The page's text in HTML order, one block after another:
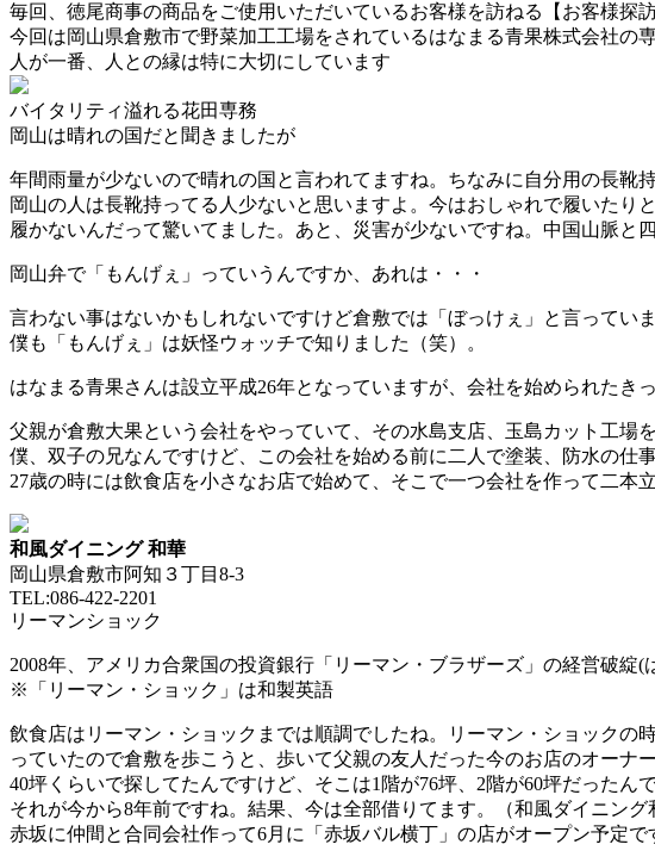
毎回、徳尾商事の商品をご使用いただいているお客様を訪ねる【お客様探訪
今回は岡山県倉敷市で野菜加工工場をされているはなまる青果株式会社の
人が一番、人との縁は特に大切にしています
バイタリティ溢れる花田専務
岡山は晴れの国だと聞きましたが
年間雨量が少ないので晴れの国と言われてますね。ちなみに自分用の長靴
岡山の人は長靴持ってる人少ないと思いますよ。今はおしゃれで履いた
履かないんだって驚いてました。あと、災害が少ないですね。中国山脈と
岡山弁で「もんげぇ」っていうんですか、あれは・・・
言わない事はないかもしれないですけど倉敷では 「ぼっけぇ」
と言ってい
僕も「もんげぇ」は妖怪ウォッチで知りました（笑）。
はなまる青果さんは設立平成26年となっていますが、会社を始められたき
父親が倉敷大果という会社をやっていて、その水島支店、玉島カット工場
僕、双子の兄なんですけど、この会社を始める前に二人で塗装、防水の仕
27歳の時には飲食店を小さなお店で始めて、そこで一つ会社を作って二本
和風ダイニング 和華
岡山県倉敷市阿知３丁目8-3
TEL:086-422-2201
リーマンショック
2008年、アメリカ合衆国の投資銀行「リーマン・ブラザーズ」の経営破綻
※「リーマン・ショック」は和製英語
飲食店はリーマン・ショックまでは順調でしたね。リーマン・ショック
っていたので倉敷を歩こうと、歩いて父親の友人だった今のお店のオーナー
40坪くらいで探してたんですけど、そこは1階が76坪、2階が60坪だった
それが今から8年前ですね。結果、今は全部借りてます。（和風ダイニング
赤坂に仲間と合同会社作って6月に「赤坂バル横丁」の店がオープン予定で